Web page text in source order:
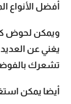
أفضل الأنواع
ويمكن لحوض
يغني عن
تشعرك
أيضا يمكن